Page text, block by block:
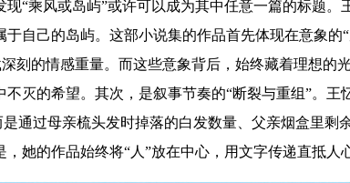
“乘风或岛屿”或许可以成为其中任意一篇的标题
自己的岛屿。这部小说集的作品首先体现在意象的
刻的情感重量。而这些意象背后，始终藏着理想
灭的希望。其次，是叙事节奏的“断裂与重组”。
通过母亲梳头发时掉落的白发数量、父亲烟盒里
她的作品始终将“人”放在中心，用文字传递直抵人